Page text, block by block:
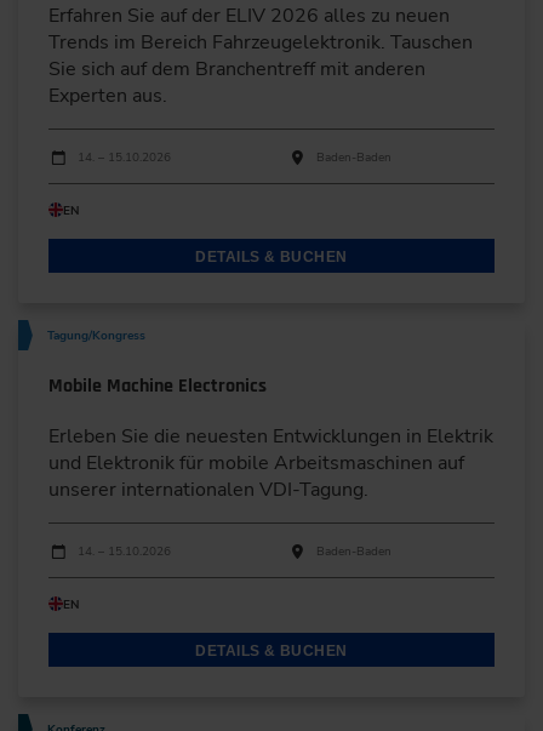
Erfahren Sie auf der ELIV 2026 alles zu neuen
Trends im Bereich Fahrzeugelektronik. Tauschen
Sie sich auf dem Branchentreff mit anderen
Experten aus.
Durchführungen
Veranstaltungsdatum
14. – 15.10.2026 Baden-Baden
EN
DETAILS & BUCHEN
Tagung/Kongress
Mobile Machine Electronics
Erleben Sie die neuesten Entwicklungen in Elektrik
und Elektronik für mobile Arbeitsmaschinen auf
unserer internationalen VDI-Tagung.
Durchführungen
Veranstaltungsdatum
14. – 15.10.2026 Baden-Baden
EN
DETAILS & BUCHEN